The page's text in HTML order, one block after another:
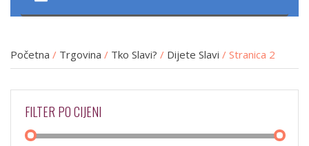
Početna / Trgovina / Tko Slavi? / Dijete Slavi / Stranica 2
FILTER PO CIJENI